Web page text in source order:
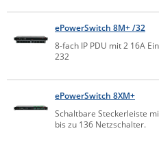
IT Netzwerktechnik /
Elsys
Enginko - mcf88
Fokus Technologies
Gefen
Gude
Guntermann & Drunck
ePowerSwitch 8M+ /32
8-fach IP PDU mit 2 16A
232
ePowerSwitch 8XM+
Schaltbare Steckerleiste
bis zu 136 Netzschalter.